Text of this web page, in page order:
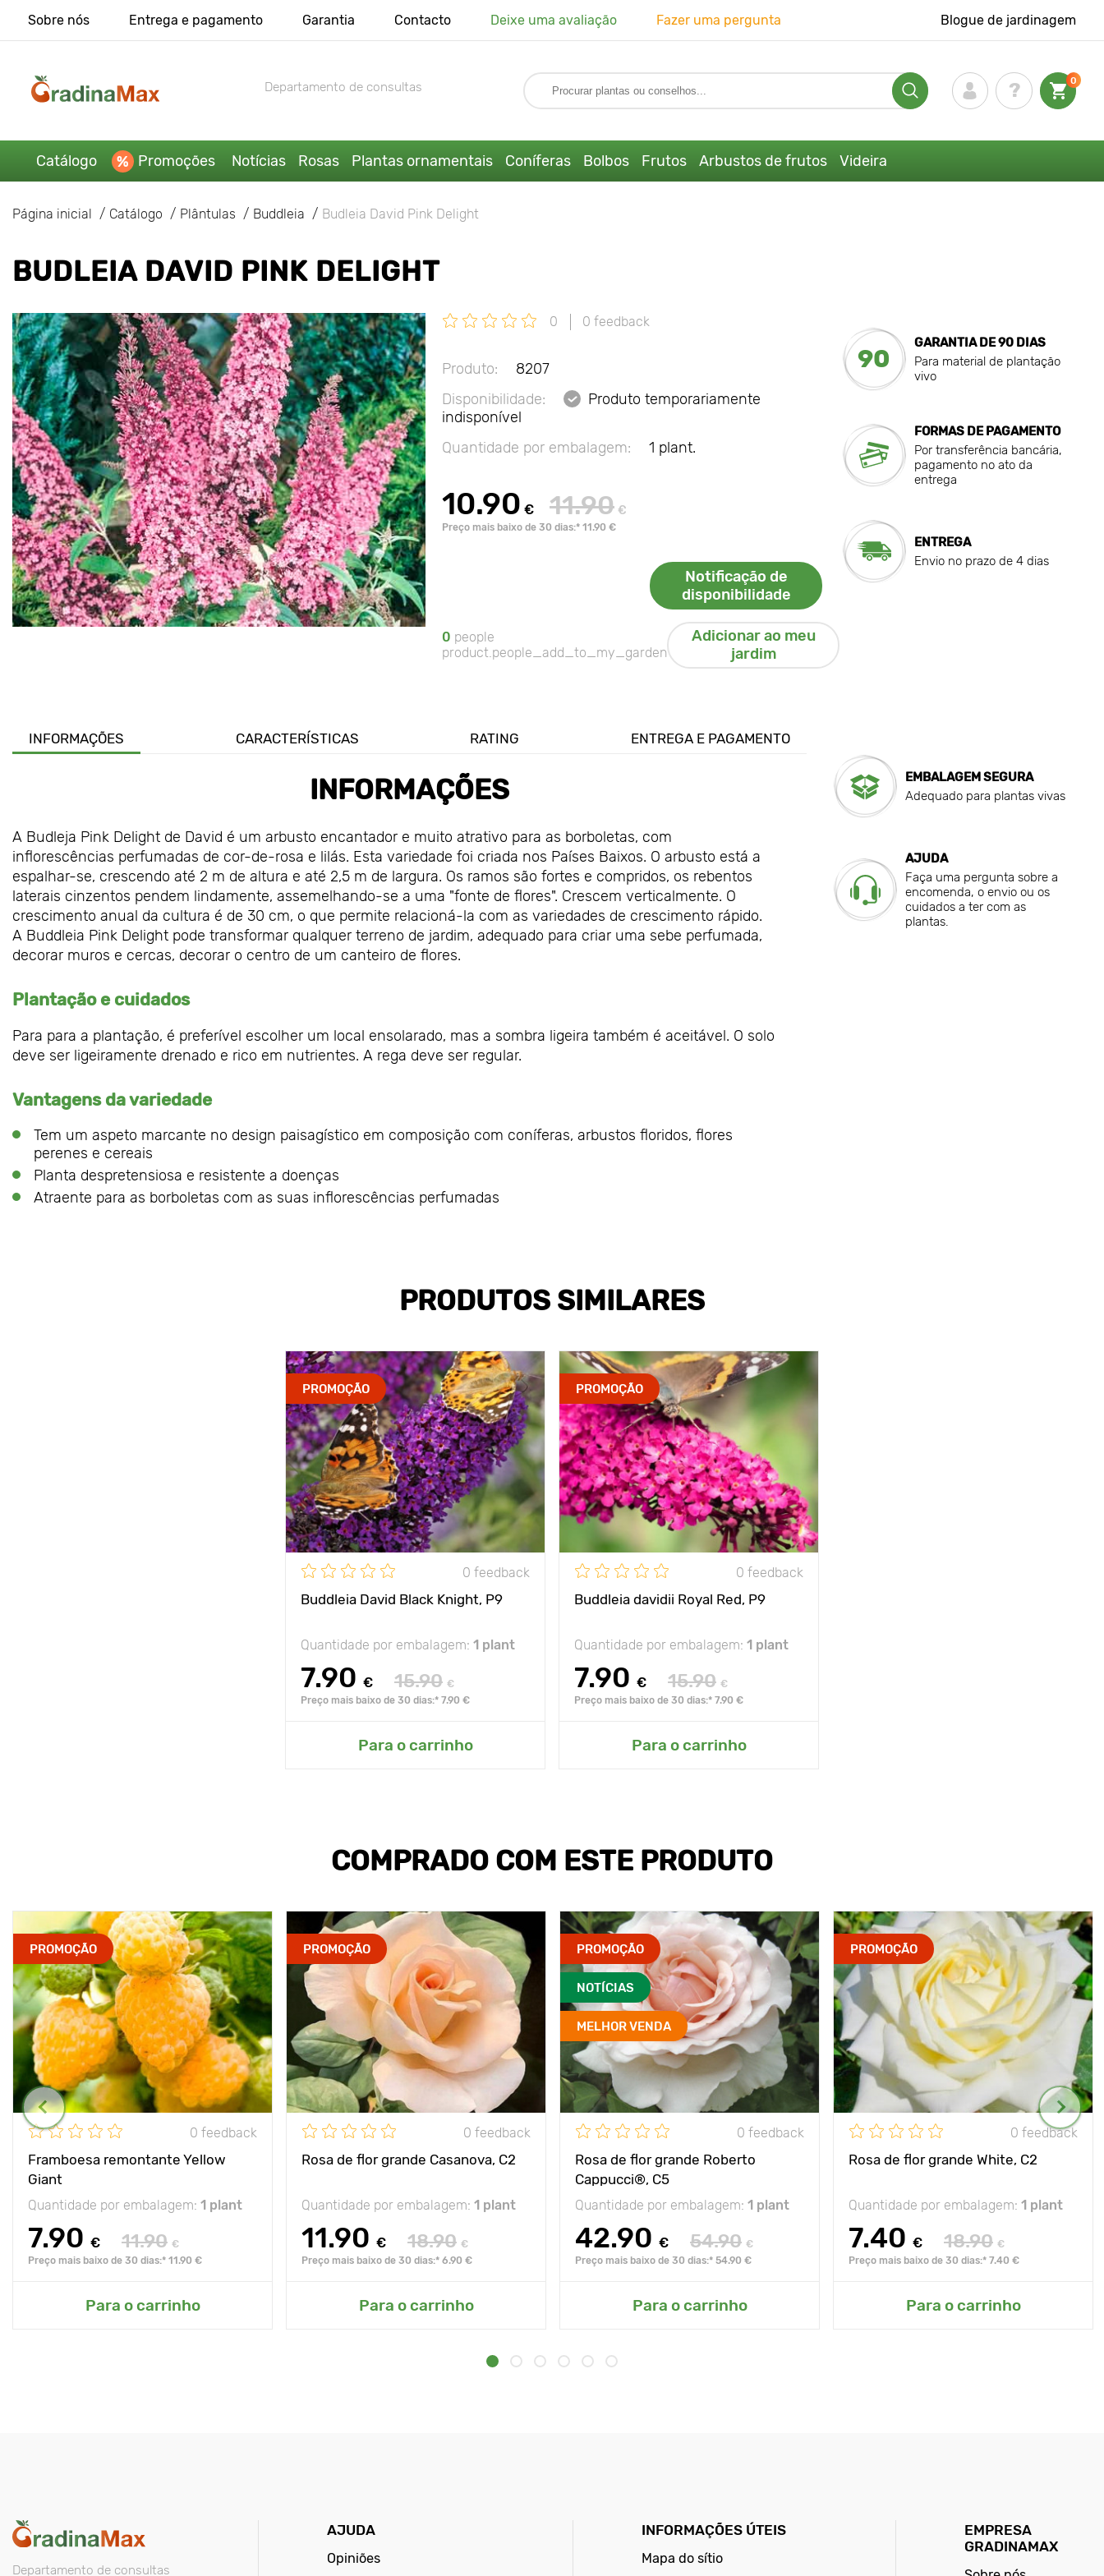
Sobre nós Entrega e pagamento Garantia Contacto Deixe uma avaliação Fazer uma pergunta Blogue de jardinagem
Departamento de consultas 0
Catálogo Promoções Notícias Rosas Plantas ornamentais Coníferas Bolbos Frutos Arbustos de frutos Videira
Página inicial Catálogo Plântulas Buddleia Budleia David Pink Delight
BUDLEIA DAVID PINK DELIGHT
0 0 feedback
Produto:
8207
Disponibilidade:
Produto temporariamente
indisponível
Quantidade por embalagem:
1 plant.
10.90 € 11.90 €
Preço mais baixo de 30 dias:* 11.90 €
Notificação de
disponibilidade
0 people
product.people_add_to_my_garden
Adicionar ao meu
jardim
90
GARANTIA DE 90 DIAS
Para material de plantação
vivo
FORMAS DE PAGAMENTO
Por transferência bancária,
pagamento no ato da
entrega
ENTREGA
Envio no prazo de 4 dias
INFORMAÇÕES CARACTERÍSTICAS RATING ENTREGA E PAGAMENTO
INFORMAÇÕES
A Budleja Pink Delight de David é um arbusto encantador e muito atrativo para as borboletas, com
inflorescências perfumadas de cor-de-rosa e lilás. Esta variedade foi criada nos Países Baixos. O arbusto está a
espalhar-se, crescendo até 2 m de altura e até 2,5 m de largura. Os ramos são fortes e compridos, os rebentos
laterais cinzentos pendem lindamente, assemelhando-se a uma "fonte de flores". Crescem verticalmente. O
crescimento anual da cultura é de 30 cm, o que permite relacioná-la com as variedades de crescimento rápido.
A Buddleia Pink Delight pode transformar qualquer terreno de jardim, adequado para criar uma sebe perfumada,
decorar muros e cercas, decorar o centro de um canteiro de flores.
Plantação e cuidados
Para para a plantação, é preferível escolher um local ensolarado, mas a sombra ligeira também é aceitável. O solo
deve ser ligeiramente drenado e rico em nutrientes. A rega deve ser regular.
Vantagens da variedade
Tem um aspeto marcante no design paisagístico em composição com coníferas, arbustos floridos, flores
perenes e cereais
Planta despretensiosa e resistente a doenças
Atraente para as borboletas com as suas inflorescências perfumadas
EMBALAGEM SEGURA
Adequado para plantas vivas
AJUDA
Faça uma pergunta sobre a
encomenda, o envio ou os
cuidados a ter com as
plantas.
PRODUTOS SIMILARES
PROMOÇÃO
0 feedback
Buddleia David Black Knight, P9
Quantidade por embalagem: 1 plant
7.90 € 15.90 €
Preço mais baixo de 30 dias:* 7.90 €
Para o carrinho
PROMOÇÃO
0 feedback
Buddleia davidii Royal Red, P9
Quantidade por embalagem: 1 plant
7.90 € 15.90 €
Preço mais baixo de 30 dias:* 7.90 €
Para o carrinho
COMPRADO COM ESTE PRODUTO
PROMOÇÃO
0 feedback
Framboesa remontante Yellow
Giant
Quantidade por embalagem: 1 plant
7.90 € 11.90 €
Preço mais baixo de 30 dias:* 11.90 €
Para o carrinho
PROMOÇÃO
0 feedback
Rosa de flor grande Casanova, C2
Quantidade por embalagem: 1 plant
11.90 € 18.90 €
Preço mais baixo de 30 dias:* 6.90 €
Para o carrinho
PROMOÇÃO
NOTÍCIAS
MELHOR VENDA
0 feedback
Rosa de flor grande Roberto
Cappucci®, C5
Quantidade por embalagem: 1 plant
42.90 € 54.90 €
Preço mais baixo de 30 dias:* 54.90 €
Para o carrinho
PROMOÇÃO
0 feedback
Rosa de flor grande White, C2
Quantidade por embalagem: 1 plant
7.40 € 18.90 €
Preço mais baixo de 30 dias:* 7.40 €
Para o carrinho
Departamento de consultas
AJUDA
Opiniões
INFORMAÇÕES ÚTEIS
Mapa do sítio
EMPRESA
GRADINAMAX